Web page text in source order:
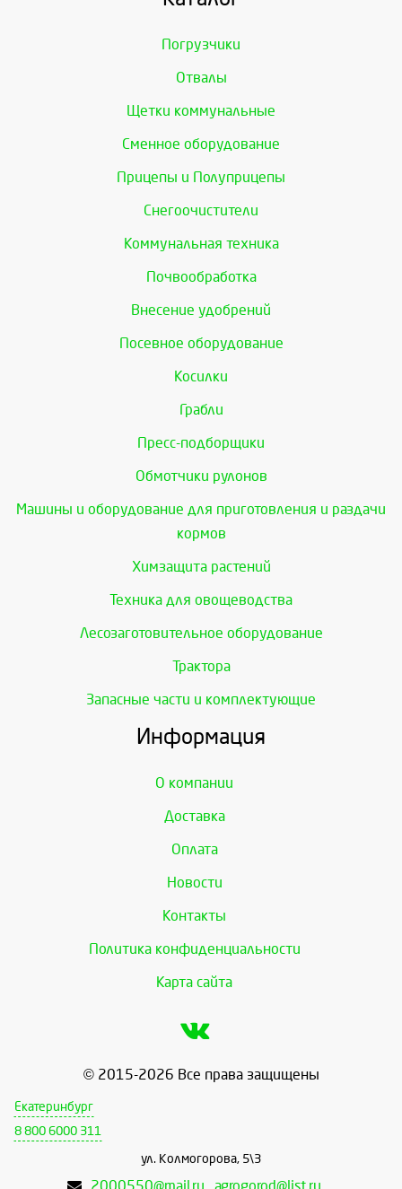
Погрузчики
Отвалы
Щетки коммунальные
Сменное оборудование
Прицепы и Полуприцепы
Снегоочистители
Коммунальная техника
Почвообработка
Внесение удобрений
Посевное оборудование
Косилки
Грабли
Пресс-подборщики
Обмотчики рулонов
Машины и оборудование для приготовления и раздачи
кормов
Химзащита растений
Техника для овощеводства
Лесозаготовительное оборудование
Трактора
Запасные части и комплектующие
Информация
О компании
Доставка
Оплата
Новости
Контакты
Политика конфиденциальности
Карта сайта
© 2015-2026 Все права защищены
Екатеринбург
8 800 6000 311
ул. Колмогорова, 5\3